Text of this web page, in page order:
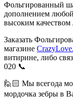
Фольгированный
дополнением любой
высоким качеством
Заказать
магазине
витирине, либо
020 📞
🙋🏻 Мы всегода
мордочка зебры в